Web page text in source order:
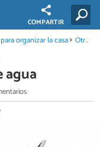
COMPARTIR
organizar la casa Otros consejos para organizar la casa
agua